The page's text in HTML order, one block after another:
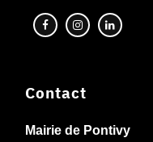
Contact
Mairie de Pontivy